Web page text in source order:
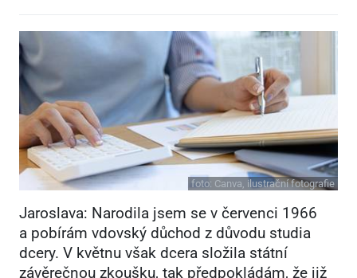
foto: Canva, ilustrační fotografie
Jaroslava: Narodila jsem se v červenci 1966
a pobírám vdovský důchod z důvodu studia
dcery. V květnu však dcera složila státní
závěrečnou zkoušku, tak předpokládám, že již